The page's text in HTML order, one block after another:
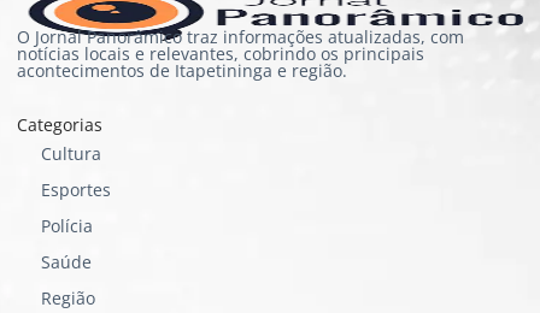
O Jornal Panorâmico traz informações atualizadas, com
notícias locais e relevantes, cobrindo os principais
acontecimentos de Itapetininga e região.
Categorias
Cultura
Esportes
Polícia
Saúde
Região